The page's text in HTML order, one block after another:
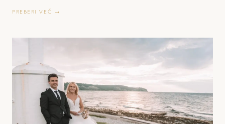
PREBERI VEČ →